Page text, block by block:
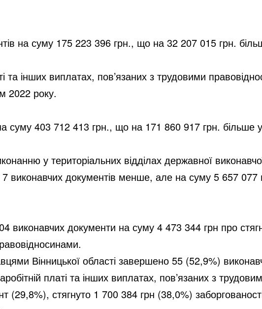
на суму 175 223 396 грн., що на 32 207 015 грн.
та інших виплатах, пов’язаних з трудовими
2022 року.
суму 403 712 413 грн., що на 171 860 917 грн. більше
у територіальних відділах державної
документів менше, але на суму 5 657 077
виконавчих документи на суму 4 473 344 грн про
Вінницької області завершено 55 (52,9%)
платі та інших виплатах, пов’язаних з
стягнуто 1 700 384 грн (38,0%)